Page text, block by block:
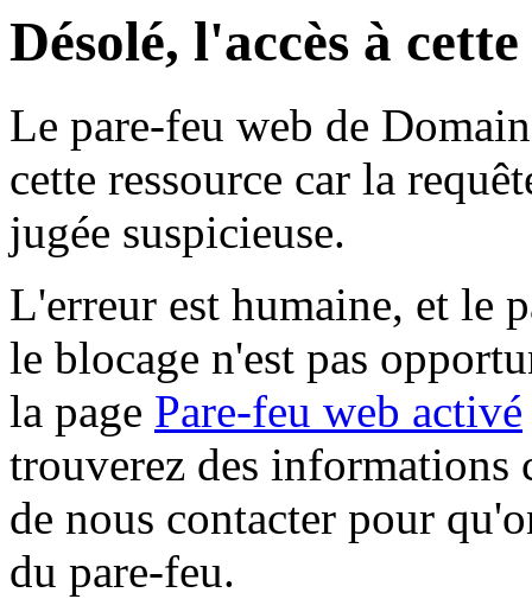
Désolé, l'accès à
Le pare-feu web de
cette ressource car la
jugée suspicieuse.
L'erreur est humaine, et le
le blocage n'est pas
la page Pare-feu web activé
trouverez des informations
de nous contacter pour
du pare-feu.